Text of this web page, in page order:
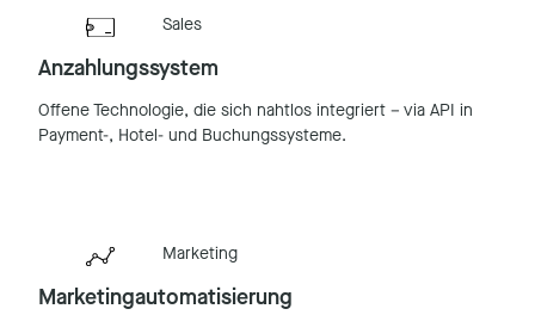
Sales
Anzahlungssystem
Offene Technologie, die sich nahtlos integriert – via API in
Payment-, Hotel- und Buchungssysteme.
Marketing
Marketingautomatisierung